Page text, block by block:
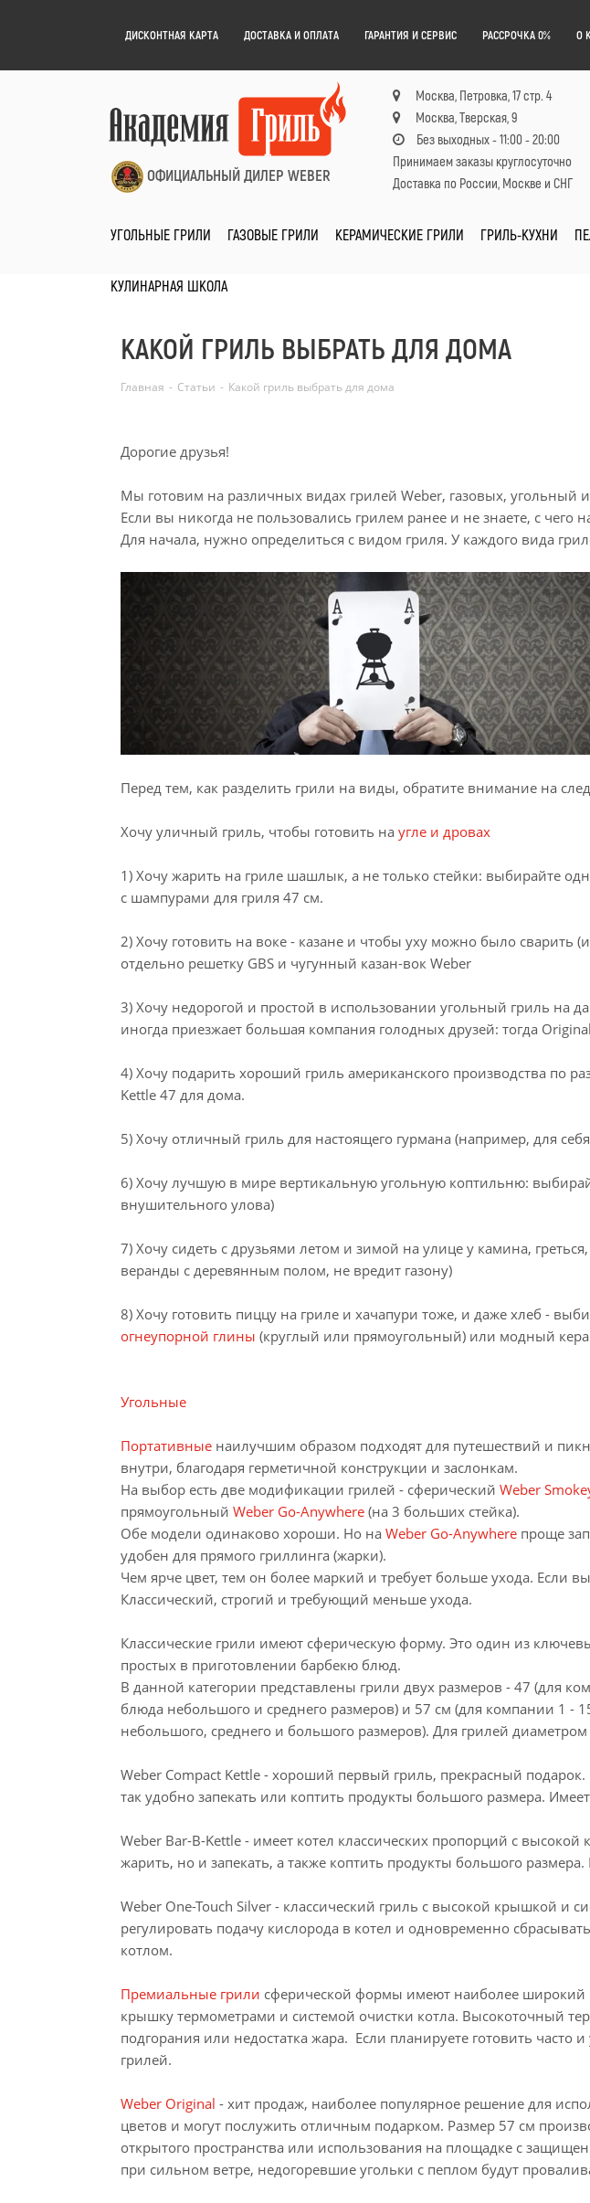
ДИСКОНТНАЯ КАРТА ДОСТАВКА И ОПЛАТА ГАРАНТИЯ И СЕРВИС РАССРОЧКА 0% О
ОФИЦИАЛЬНЫЙ ДИЛЕР WEBER
Москва, Петровка, 17 стр. 4
Москва, Тверская, 9
Без выходных - 11:00 - 20:00
Принимаем заказы круглосуточно
Доставка по России, Москве и СНГ
УГОЛЬНЫЕ ГРИЛИ ГАЗОВЫЕ ГРИЛИ КЕРАМИЧЕСКИЕ ГРИЛИ ГРИЛЬ-КУХНИ
КУЛИНАРНАЯ ШКОЛА
КАКОЙ ГРИЛЬ ВЫБРАТЬ ДЛЯ ДОМА
Главная - Статьи - Какой гриль выбрать для дома
Дорогие друзья!
Мы готовим на различных видах грилей Weber, газовых, угольный
Если вы никогда не пользовались грилем ранее и не знаете, с
Для начала, нужно определиться с видом гриля. У каждого вида
Перед тем, как разделить грили на виды, обратите внимание на
Хочу уличный гриль, чтобы готовить на угле и дровах
1) Хочу жарить на гриле шашлык, а не только стейки: выбирайте
с шампурами для гриля 47 см.
2) Хочу готовить на воке - казане и чтобы уху можно было сварить
отдельно решетку GBS и чугунный казан-вок Weber
3) Хочу недорогой и простой в использовании угольный гриль на
иногда приезжает большая компания голодных друзей: тогда
4) Хочу подарить хороший гриль американского производства по
Kettle 47 для дома.
5) Хочу отличный гриль для настоящего гурмана (например, для
6) Хочу лучшую в мире вертикальную угольную коптильню:
внушительного улова)
7) Хочу сидеть с друзьями летом и зимой на улице у камина,
веранды с деревянным полом, не вредит газону)
8) Хочу готовить пиццу на гриле и хачапури тоже, и даже хлеб -
огнеупорной глины (круглый или прямоугольный) или модный
Угольные
Портативные наилучшим образом подходят для путешествий и
внутри, благодаря герметичной конструкции и заслонкам.
На выбор есть две модификации грилей - сферический Weber
прямоугольный Weber Go-Anywhere (на 3 больших стейка).
Обе модели одинаково хороши. Но на Weber Go-Anywhere проще
удобен для прямого гриллинга (жарки).
Чем ярче цвет, тем он более маркий и требует больше ухода. Если
Классический, строгий и требующий меньше ухода.
Классические грили имеют сферическую форму. Это один из
простых в приготовлении барбекю блюд.
В данной категории представлены грили двух размеров - 47 (для
блюда небольшого и среднего размеров) и 57 см (для компании 1
небольшого, среднего и большого размеров). Для грилей
Weber Compact Kettle - хороший первый гриль, прекрасный
так удобно запекать или коптить продукты большого размера.
Weber Bar-B-Kettle - имеет котел классических пропорций с
жарить, но и запекать, а также коптить продукты большого
Weber One-Touch Silver - классический гриль с высокой крышкой и
регулировать подачу кислорода в котел и одновременно
котлом.
Премиальные грили сферической формы имеют наиболее широкий
крышку термометрами и системой очистки котла. Высокоточный
подгорания или недостатка жара. Если планируете готовить
грилей.
Weber Original - хит продаж, наиболее популярное решение для
цветов и могут послужить отличным подарком. Размер 57 см
открытого пространства или использования на площадке с
при сильном ветре, недогоревшие угольки с пеплом будут